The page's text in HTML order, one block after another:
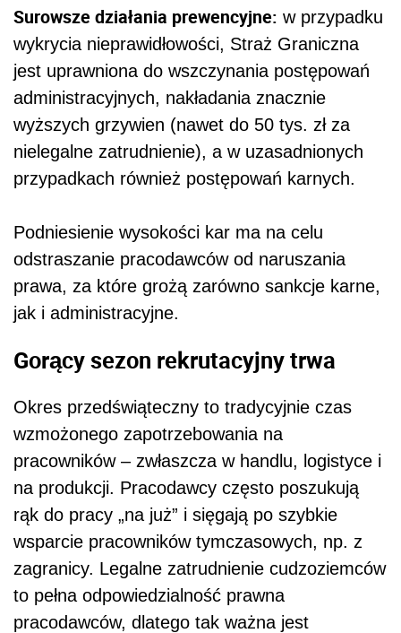
Surowsze działania prewencyjne: w przypadku
wykrycia nieprawidłowości, Straż Graniczna
jest uprawniona do wszczynania postępowań
administracyjnych, nakładania znacznie
wyższych grzywien (nawet do 50 tys. zł za
nielegalne zatrudnienie), a w uzasadnionych
przypadkach również postępowań karnych.
Podniesienie wysokości kar ma na celu
odstraszanie pracodawców od naruszania
prawa, za które grożą zarówno sankcje karne,
jak i administracyjne.
Gorący sezon rekrutacyjny trwa
Okres przedświąteczny to tradycyjnie czas
wzmożonego zapotrzebowania na
pracowników – zwłaszcza w handlu, logistyce i
na produkcji. Pracodawcy często poszukują
rąk do pracy „na już” i sięgają po szybkie
wsparcie pracowników tymczasowych, np. z
zagranicy. Legalne zatrudnienie cudzoziemców
to pełna odpowiedzialność prawna
pracodawców, dlatego tak ważna jest